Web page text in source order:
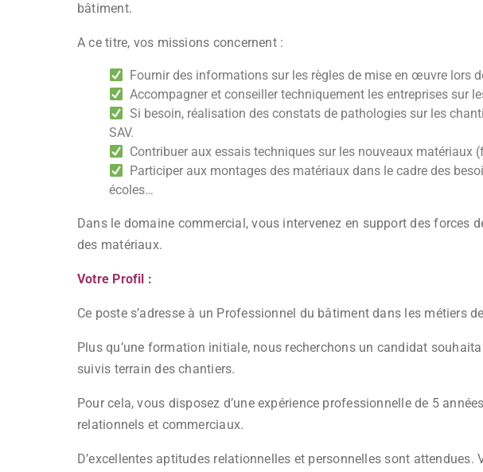
bâtiment.
A ce titre, vos missions concernent :
Fournir des informations sur les règles de mise en œuvre lors
Accompagner et conseiller techniquement les entreprises sur
Si besoin, réalisation des constats de pathologies sur les
SAV.
Contribuer aux essais techniques sur les nouveaux matériaux
Participer aux montages des matériaux dans le cadre des
écoles…
Dans le domaine commercial, vous intervenez en support des
des matériaux.
Votre Profil :
Ce poste s’adresse à un Professionnel du bâtiment dans les métiers
Plus qu’une formation initiale, nous recherchons un candidat
suivis terrain des chantiers.
Pour cela, vous disposez d’une expérience professionnelle de 5
relationnels et commerciaux.
D’excellentes aptitudes relationnelles et personnelles sont